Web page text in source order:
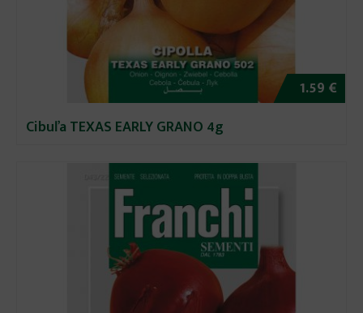
1.59 €
Cibuľa TEXAS EARLY GRANO 4g